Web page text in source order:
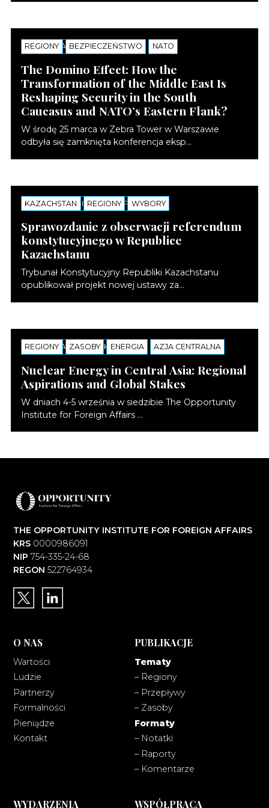
REGIONY BEZPIECZEŃSTWO NATO
SEMINARIA EKSPERCKIE
The Domino Effect: How the
Transformation of the Middle East Is
Reshaping Security in the South
Caucasus and NATO’s Eastern Flank?
W środę 25 marca w Zebra Tower w Warszawie
odbyła się zamknięta konferencja eksp...
KAZACHSTAN REGIONY WYBORY
NOTATKI SEMINARIA EKSPERCKIE
Sprawozdanie z obserwacji referendum
konstytucyjnego w Republice
Kazachstanu
Trybunał Konstytucyjny Republiki Kazachstanu
opublikował projekt nowej ustawy za...
REGIONY ZASOBY ENERGIA AZJA CENTRALNA
SEMINARIA EKSPERCKIE
Nuclear Energy in Central Asia: Regional
Aspirations and Global Stakes
W dniach 4-5 września w siedzibie The Opportunity
Institute for Foreign Affairs ...
THE OPPORTUNITY INSTITUTE FOR FOREIGN AFFAIRS
KRS0000986091
NIP 754-335-24-68
REGON 522764934
O NAS
Wartości
Ludzie
Partnerzy
Formalności
Pieniądze
Kontakt
PUBLIKACJE
Tematy
– Regiony
– Przepływy
– Zasoby
Formaty
– Notatki
– Raporty
– Komentarze
WYDARZENIA WSPÓŁPRACA